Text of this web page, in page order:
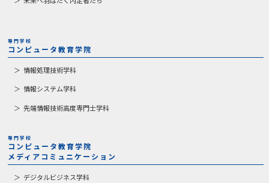
専門学校
コンピュータ教育学院
情報処理技術学科
情報システム学科
先端情報技術高度専門士学科
専門学校
コンピュータ教育学院
メディアコミュニケーション
デジタルビジネス学科